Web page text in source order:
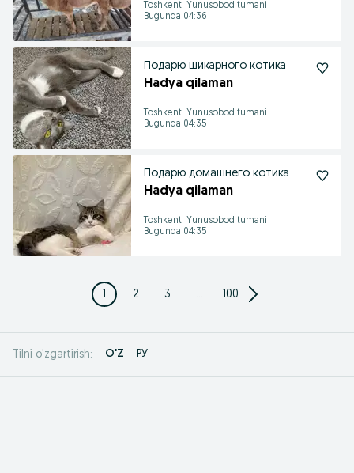
Toshkent, Yunusobod tumani
Bugunda 04:36
Подарю шикарного котика
Hadya qilaman
Toshkent, Yunusobod tumani
Bugunda 04:35
Подарю домашнего котика
Hadya qilaman
Toshkent, Yunusobod tumani
Bugunda 04:35
1 2 3 ... 100
Tilni o'zgartirish: O'Z РУ